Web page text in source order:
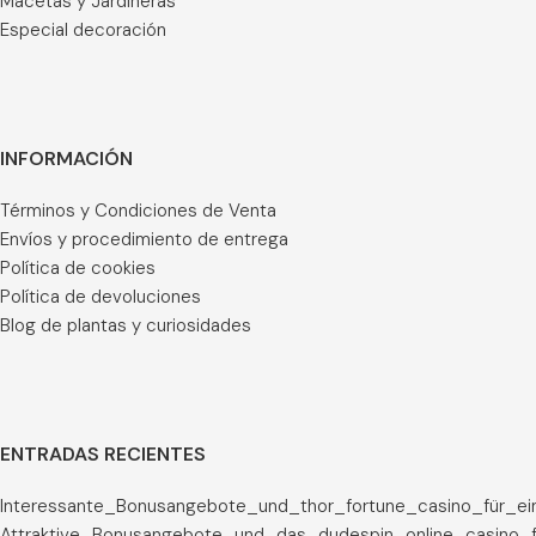
Especial decoración
INFORMACIÓN
Términos y Condiciones de Venta
Envíos y procedimiento de entrega
Política de cookies
Política de devoluciones
Blog de plantas y curiosidades
ENTRADAS RECIENTES